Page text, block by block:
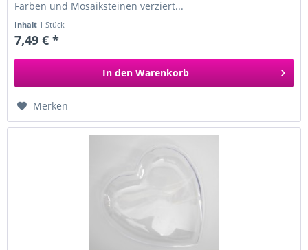
Farben und Mosaiksteinen verziert...
Inhalt 1 Stück
7,49 € *
In den Warenkorb
Merken